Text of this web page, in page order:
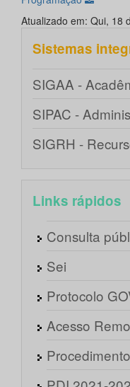
Atualizado em: Qui, 18
Sistemas
SIGAA -
SIPAC -
SIGRH -
Links rápidos
Consulta
Sei
Protocolo
Acesso